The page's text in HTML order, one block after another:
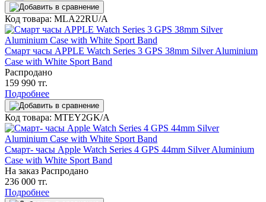
Код товара: MLA22RU/A
Смарт часы APPLE Watch Series 3 GPS 38mm Silver Aluminium
Case with White Sport Band
Распродано
159 990 тг.
Подробнее
Код товара: MTEY2GK/A
Смарт- часы Apple Watch Series 4 GPS 44mm Silver Aluminium
Case with White Sport Band
На заказ Распродано
236 000 тг.
Подробнее